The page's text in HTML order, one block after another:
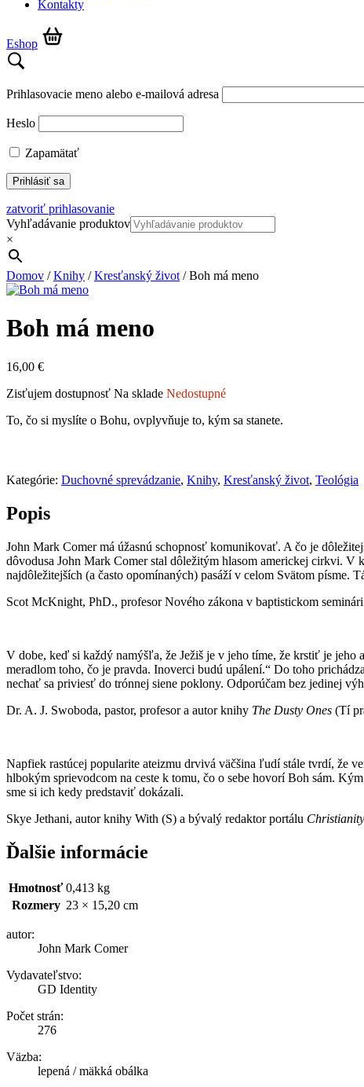
Kontakty
Eshop
Prihlasovacie meno alebo e-mailová adresa
Heslo
Zapamätať
zatvoriť prihlasovanie
Vyhľadávanie produktov
×
Domov /Knihy /Kresťanský život / Boh má meno
Boh má meno
16,00 €
Zisťujem dostupnosť Na sklade Nedostupné
To, čo si myslíte o Bohu, ovplyvňuje to, kým sa stanete.
Kategórie: Duchovné sprevádzanie, Knihy, Kresťanský život, Teológia
Popis
John Mark Comer má úžasnú schopnosť komunikovať. A čo je
dôvodusa John Mark Comer stal dôležitým hlasom americkej cirkvi. V
najdôležitejších (a často opomínaných) pasáží v celom Svätom písme.
Scot McKnight, PhD., profesor Nového zákona v baptistickom
V dobe, keď si každý namýšľa, že Ježiš je v jeho tíme, že krstiť je
meradlom toho, čo je pravda. Inoverci budú upálení.“ Do toho
nechať sa priviesť do trónnej siene poklony. Odporúčam bez jedinej
Dr. A. J. Swoboda, pastor, profesor a autor knihy The Dusty Ones (Tí
Napfiek rastúcej popularite ateizmu drvivá väčšina ľudí stále tvrdí, že
hlbokým sprievodcom na ceste k tomu, čo o sebe hovorí Boh sám.
sme si ich kedy predstaviť dokázali.
Skye Jethani, autor knihy With (S) a bývalý redaktor portálu
Ďalšie informácie
Hmotnosť 0,413 kg
Rozmery 23 × 15,20 cm
autor:
John Mark Comer
Vydavateľstvo:
GD Identity
Počet strán:
276
Väzba:
lepená / mäkká obálka